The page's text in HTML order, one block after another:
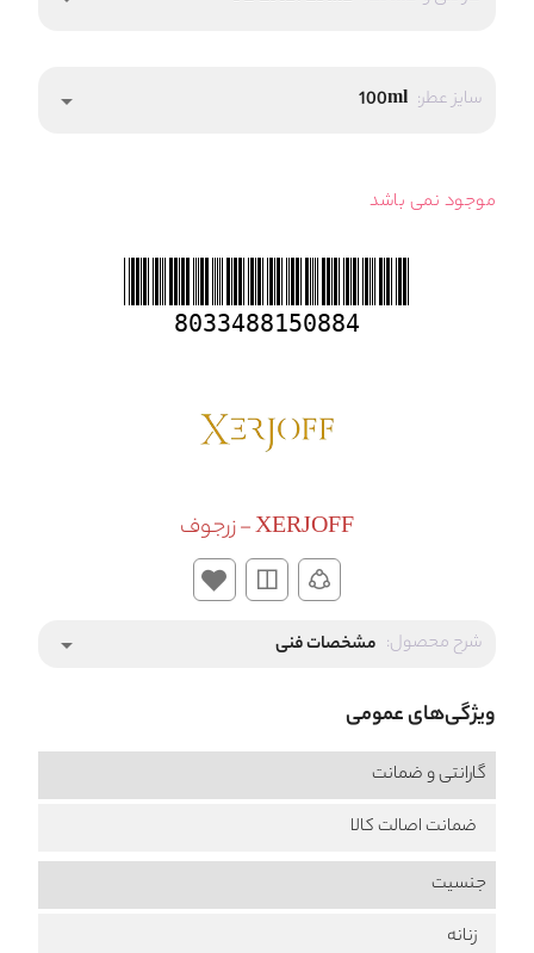
سایز عطر: 100ml
arrow_drop_down
موجود نمی باشد
8033488150884
XERJOFF - زرجوف
شرح محصول: مشخصات فنی arrow_drop_down
ویژگی‌های عمومی
گارانتی و ضمانت
ضمانت اصالت کالا
جنسیت
زنانه